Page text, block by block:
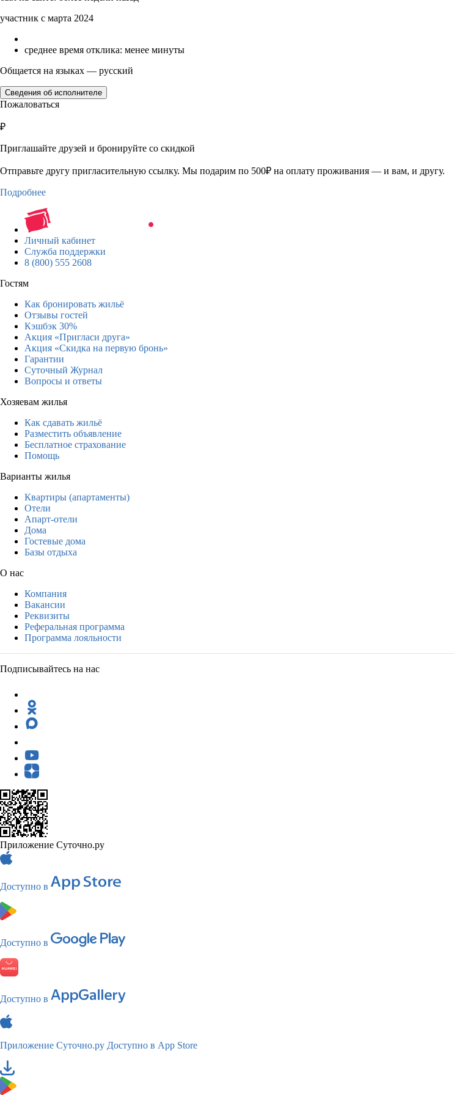
участник с марта 2024
среднее время отклика: менее минуты
Общается на языках — русский
Сведения об исполнителе
Пожаловаться
₽
Приглашайте друзей и бронируйте со скидкой
Отправьте другу пригласительную ссылку. Мы подарим по 500₽ на оплату проживания — и вам, и другу.
Подробнее
Личный кабинет
Служба поддержки
8 (800) 555 2608
Гостям
Как бронировать жильё
Отзывы гостей
Кэшбэк 30%
Акция «Пригласи друга»
Акция «Скидка на первую бронь»
Гарантии
Суточный Журнал
Вопросы и ответы
Хозяевам жилья
Как сдавать жильё
Разместить объявление
Бесплатное страхование
Помощь
Варианты жилья
Квартиры (апартаменты)
Отели
Апарт-отели
Дома
Гостевые дома
Базы отдыха
О нас
Компания
Вакансии
Реквизиты
Реферальная программа
Программа лояльности
Подписывайтесь на нас
Приложение Суточно.ру
Доступно в
Доступно в
Доступно в
Приложение Суточно.ру Доступно в App Store